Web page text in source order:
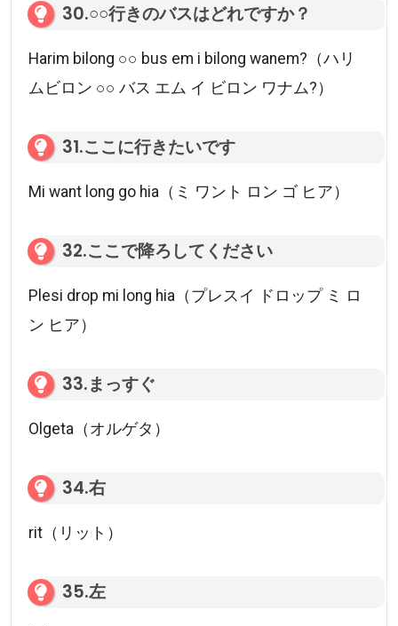
30.○○行きのバスはどれですか？
Harim bilong ○○ bus em i bilong wanem?（ハリ
ムビロン ○○ バス エム イ ビロン ワナム?）
31.ここに行きたいです
Mi want long go hia（ミ ワント ロン ゴ ヒア）
32.ここで降ろしてください
Plesi drop mi long hia（プレスイ ドロップ ミ ロ
ン ヒア）
33.まっすぐ
Olgeta（オルゲタ）
34.右
rit（リット）
35.左